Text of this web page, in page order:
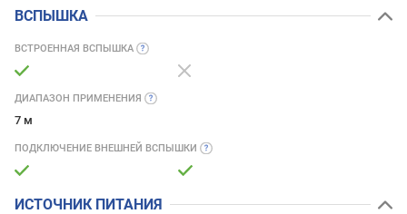
ВСПЫШКА
ВСТРОЕННАЯ ВСПЫШКА
ДИАПАЗОН ПРИМЕНЕНИЯ
7 м
ПОДКЛЮЧЕНИЕ ВНЕШНЕЙ ВСПЫШКИ
ИСТОЧНИК ПИТАНИЯ